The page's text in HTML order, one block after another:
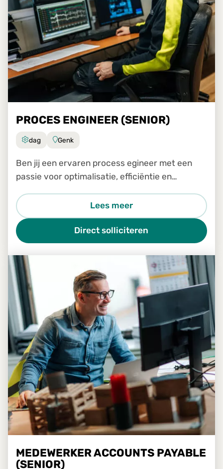
PROCES ENGINEER (SENIOR)
dag Genk
Ben jij een ervaren process egineer met een
passie voor optimalisatie, efficiëntie en
transformatieteam een sleutelrol spelen in het
analyseren, verbeteren e
Lees meer
Direct solliciteren
MEDEWERKER ACCOUNTS PAYABLE
(SENIOR)